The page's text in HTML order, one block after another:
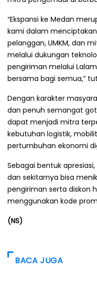
“Ekspansi ke Medan
kami dalam
pelanggan, UMKM, dan
melalui dukungan
pengiriman melalui
bersama bagi semua,”
Dengan karakter
dan penuh semangat
dapat menjadi mitra
kebutuhan logistik,
pertumbuhan ekonomi
Sebagai bentuk
dan sekitarnya bisa
pengiriman serta diskon
menggunakan kode
(NS)
BACA JUGA